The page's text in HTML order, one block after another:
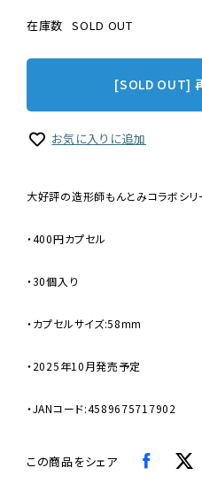
在庫数 SOLD OUT
[SOLD OUT]
お気に入りに追加
大好評の造形師もんとみコラボシ
・400円カプセル
・30個入り
・カプセルサイズ:58mm
・2025年10月発売予定
・JANコード:4589675717902
この商品をシェア